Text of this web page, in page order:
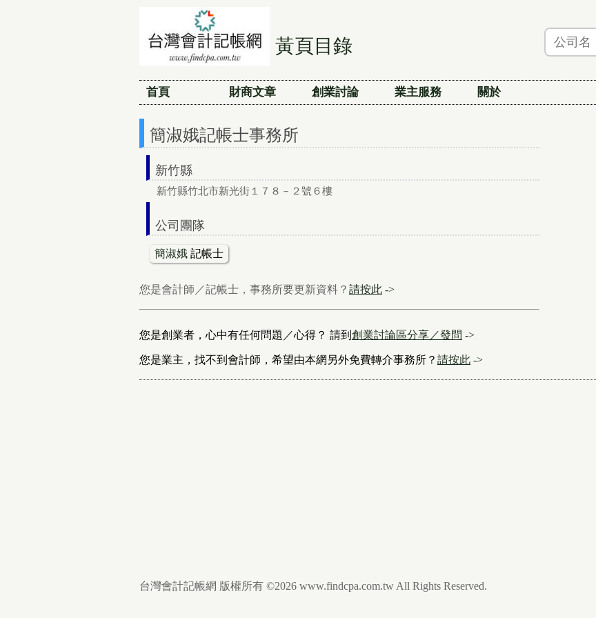
黃頁目錄
首頁 財商文章 創業討論 業主服務 關於
簡淑娥記帳士事務所
新竹縣
新竹縣竹北市新光街１７８－２號６樓
公司團隊
簡淑娥 記帳士
您是會計師／記帳士，事務所要更新資料？ 請按此 ->
您是創業者，心中有任何問題／心得？ 請到 創業討論區分享／發問 ->
您是業主，找不到會計師，希望由本網另外免費轉介事務所？ 請按此 ->
台灣會計記帳網 版權所有 ©2026 www.findcpa.com.tw All Rights Reserved.